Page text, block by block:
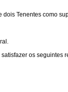
dois Tenentes como
os seguintes